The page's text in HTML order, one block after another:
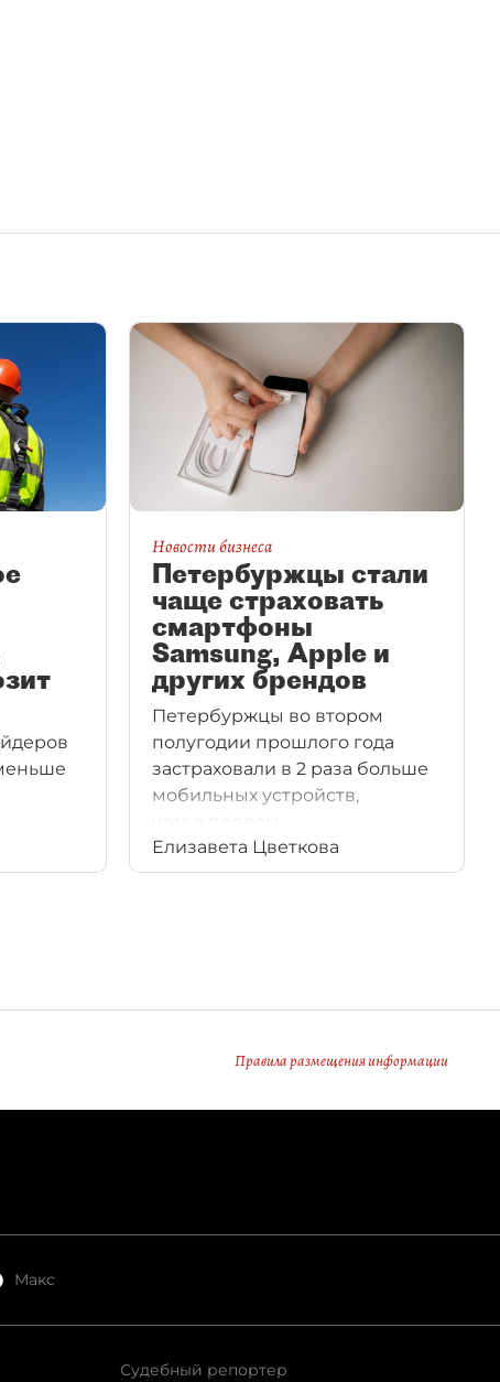
Новости бизнеса
Петербуржцы стали
чаще страховать
смартфоны
Samsung, Apple и
других брендов
Петербуржцы во втором
полугодии прошлого года
застраховали в 2 раза больше
мобильных устройств,
Елизавета Цветкова
Правила размещения информации
Макс
Судебный репортер